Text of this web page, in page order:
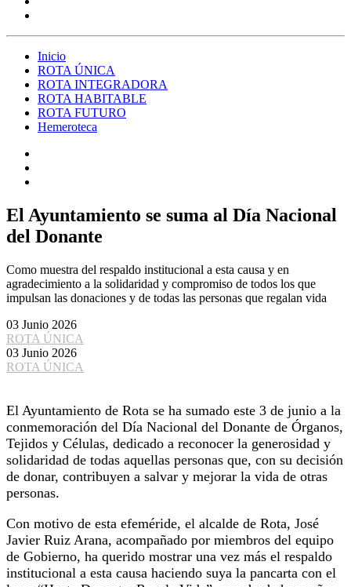
Inicio
ROTA ÚNICA
ROTA INTEGRADORA
ROTA HABITABLE
ROTA FUTURO
Hemeroteca
El Ayuntamiento se suma al Día Nacional
del Donante
Como muestra del respaldo institucional a esta causa y en
agradecimiento a la solidaridad y compromiso de todos los que
impulsan las donaciones y de todas las personas que regalan vida
03 Junio 2026
ROTA ÚNICA
03 Junio 2026
ROTA ÚNICA
El Ayuntamiento de Rota se ha sumado este 3 de junio a la
conmemoración del Día Nacional del Donante de Órganos,
Tejidos y Células, dedicado a reconocer la generosidad y
solidaridad de todas aquellas personas que, con su decisión
de donar, contribuyen a salvar y mejorar la vida de otras
personas.
Con motivo de esta efeméride, el alcalde de Rota, José
Javier Ruiz Arana, acompañado por miembros del equipo
de Gobierno, ha querido mostrar una vez más el respaldo
institucional a esta causa haciendo suya la pancarta con el